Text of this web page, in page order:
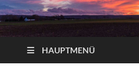
HAUPTMENÜ